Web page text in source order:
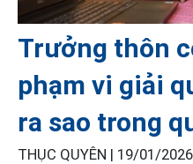
Trưởng thôn
phạm vi giải
ra sao trong
THỤC QUYÊN | 19/01/